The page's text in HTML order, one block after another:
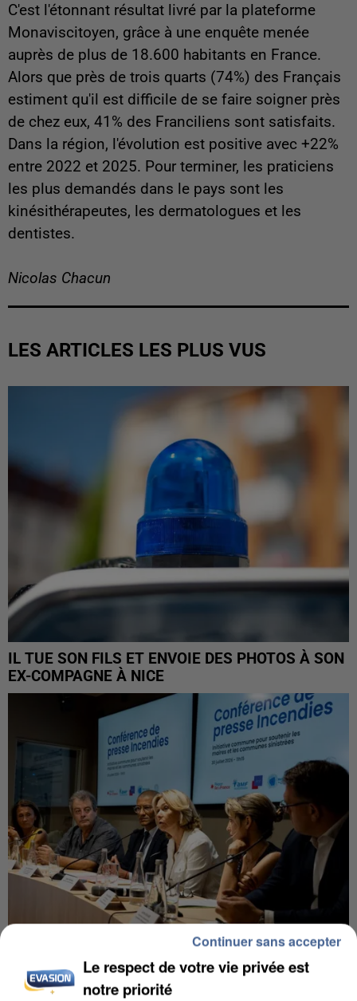
C'est l'étonnant résultat livré par la plateforme
Monaviscitoyen, grâce à une enquête menée
auprès de plus de 18.600 habitants en France.
Alors que près de trois quarts (74%) des Français
estiment qu'il est difficile de se faire soigner près
de chez eux, 41% des Franciliens sont satisfaits.
Dans la région, l'évolution est positive avec +22%
entre 2022 et 2025. Pour terminer, les praticiens
les plus demandés dans le pays sont les
kinésithérapeutes, les dermatologues et les
dentistes.
Nicolas Chacun
LES ARTICLES LES PLUS VUS
IL TUE SON FILS ET ENVOIE DES PHOTOS À SON
EX-COMPAGNE À NICE
INCENDIES : L’ÎLE-DE-FRANCE LANCE UN ÉLAN
DE SOLIDARITÉ AVEC LES...
Le respect de votre vie privée est
notre priorité
Continuer sans accepter